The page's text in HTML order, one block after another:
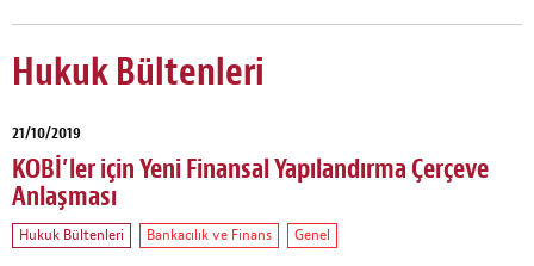
Hukuk Bültenleri
21/10/2019
KOBİ’ler için Yeni Finansal Yapılandırma Çerçeve
Anlaşması
Hukuk Bültenleri Bankacılık ve Finans Genel